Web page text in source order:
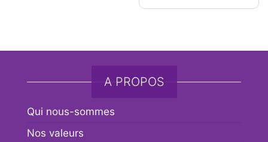
A PROPOS
Qui nous-sommes
Nos valeurs